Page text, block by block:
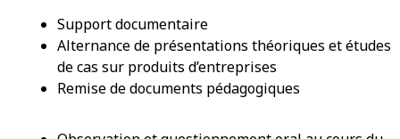
Support documentaire
Alternance de présentations théoriques et études
de cas sur produits d’entreprises
Remise de documents pédagogiques